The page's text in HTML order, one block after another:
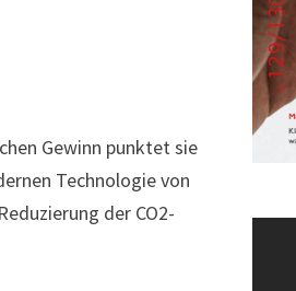
Gewinn punktet sie
Technologie von
der CO2-